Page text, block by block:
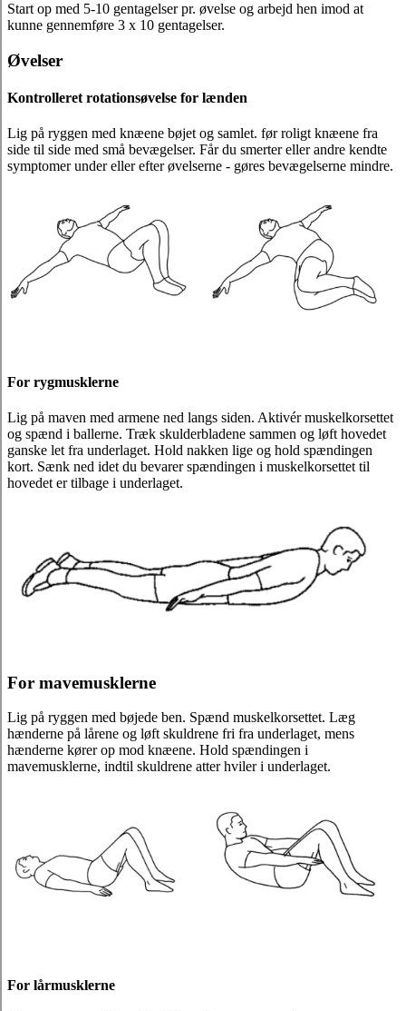
Start op med 5-10 gentagelser pr. øvelse og arbejd hen imod at
kunne gennemføre 3 x 10 gentagelser.
Øvelser
Kontrolleret rotationsøvelse for lænden
Lig på ryggen med knæene bøjet og samlet. før roligt knæene fra
side til side med små bevægelser. Får du smerter eller andre kendte
symptomer under eller efter øvelserne - gøres bevægelserne mindre.
For rygmusklerne
Lig på maven med armene ned langs siden. Aktivér muskelkorsettet
og spænd i ballerne. Træk skulderbladene sammen og løft hovedet
ganske let fra underlaget. Hold nakken lige og hold spændingen
kort. Sænk ned idet du bevarer spændingen i muskelkorsettet til
hovedet er tilbage i underlaget.
For mavemusklerne
Lig på ryggen med bøjede ben. Spænd muskelkorsettet. Læg
hænderne på lårene og løft skuldrene fri fra underlaget, mens
hænderne kører op mod knæene. Hold spændingen i
mavemusklerne, indtil skuldrene atter hviler i underlaget.
For lårmusklerne